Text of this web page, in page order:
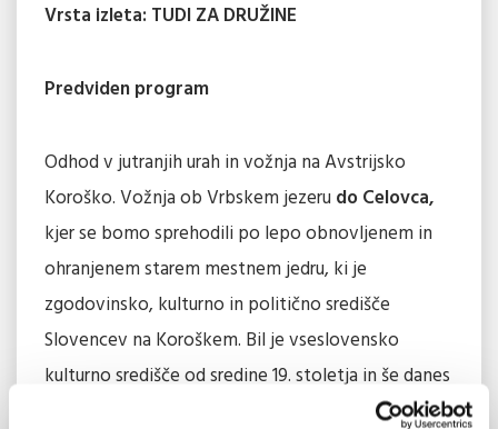
Vrsta izleta: TUDI ZA DRUŽINE
Predviden program
Odhod v jutranjih urah in vožnja na Avstrijsko
Koroško. Vožnja ob Vrbskem jezeru do Celovca,
kjer se bomo sprehodili po lepo obnovljenem in
ohranjenem starem mestnem jedru, ki je
zgodovinsko, kulturno in politično središče
Slovencev na Koroškem. Bil je vseslovensko
kulturno središče od sredine 19. stoletja in še danes
imajo vse slovenske osrednje organizacije